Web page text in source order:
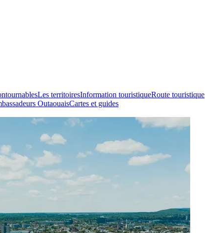
Les territoiresInformation touristiqueRoute touristique
OutaouaisCartes et guides